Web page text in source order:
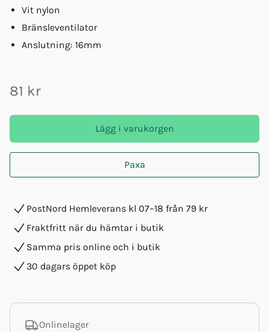
Vit nylon
Bränsleventilator
Anslutning: 16mm
81 kr
Lägg i varukorgen
Paxa
PostNord Hemleverans kl 07–18 från 79 kr
Fraktfritt när du hämtar i butik
Samma pris online och i butik
30 dagars öppet köp
Onlinelager